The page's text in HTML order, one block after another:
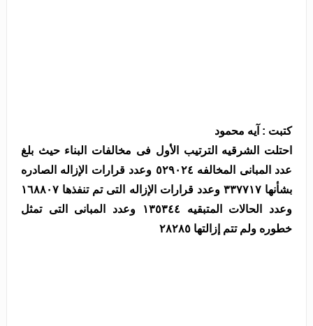
كتبت : آيه محمود
احتلت الشرقيه الترتيب الأول فى مخالفات البناء حيث بلغ
عدد المبانى المخالفه ٥٢٩٠٢٤ وعدد قرارات الإزاله الصادره
بشأنها ٣٣٧٧١٧ وعدد قرارات الإزاله التى تم تنفذها ١٦٨٨٠٧
وعدد الحالات المتبقيه ١٣٥٣٤٤ وعدد المبانى التى تمثل
خطوره ولم تتم إزالتها ٢٨٢٨٥